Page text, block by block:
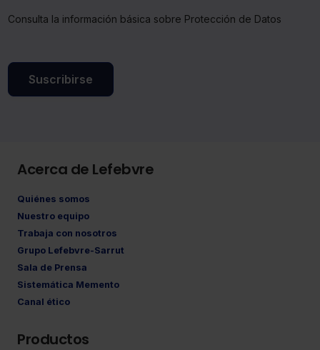
Consulta la información básica sobre Protección de Datos
Suscribirse
Acerca de Lefebvre
Quiénes somos
Nuestro equipo
Trabaja con nosotros
Grupo Lefebvre-Sarrut
Sala de Prensa
Sistemática Memento
Canal ético
Productos